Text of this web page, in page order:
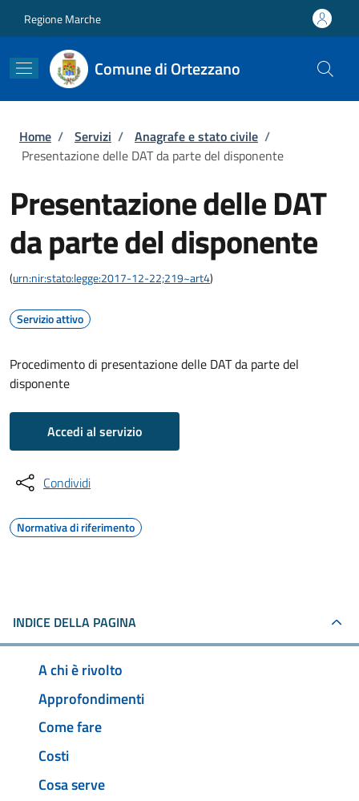
Regione Marche
Comune di Ortezzano
Briciole di pane
Home / Servizi / Anagrafe e stato civile /
Presentazione delle DAT da parte del disponente
Presentazione delle DAT
da parte del disponente
(urn:nir:stato:legge:2017-12-22;219~art4)
Servizio attivo
Procedimento di presentazione delle DAT da parte del
disponente
Accedi al servizio
Condividi
Normativa di riferimento
INDICE DELLA PAGINA
A chi è rivolto
Approfondimenti
Come fare
Costi
Cosa serve